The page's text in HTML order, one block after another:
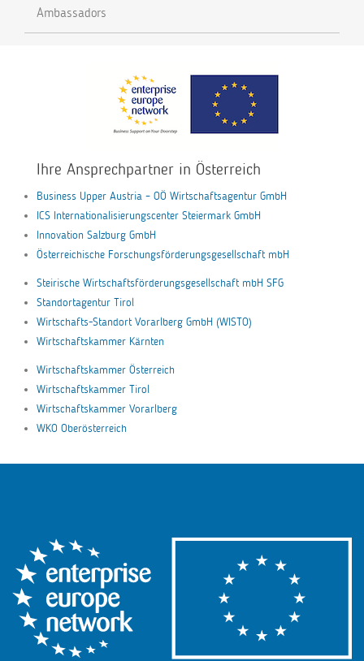
Ambassadors
Ihre Ansprechpartner in Österreich
Business Upper Austria – OÖ Wirtschaftsagentur GmbH
ICS Internationalisierungscenter Steiermark GmbH
Innovation Salzburg GmbH
Österreichische Forschungsförderungsgesellschaft mbH
Steirische Wirtschaftsförderungsgesellschaft mbH SFG
Standortagentur Tirol
Wirtschafts-Standort Vorarlberg GmbH (WISTO)
Wirtschaftskammer Kärnten
Wirtschaftskammer Österreich
Wirtschaftskammer Tirol
Wirtschaftskammer Vorarlberg
WKO Oberösterreich